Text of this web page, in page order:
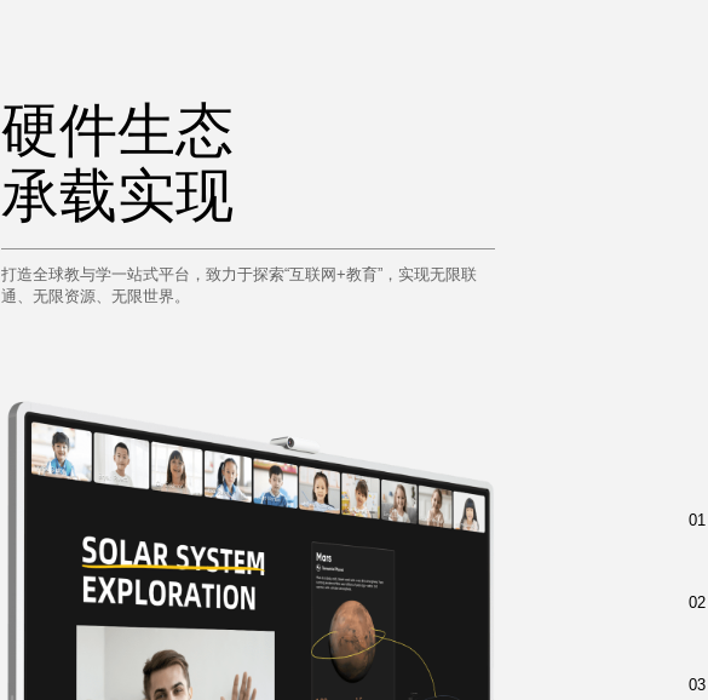
硬件生态
承载实现
打造全球教与学一站式平台，致力于探索“互联网+教育”，实现无限联
通、无限资源、无限世界。
01
02
03